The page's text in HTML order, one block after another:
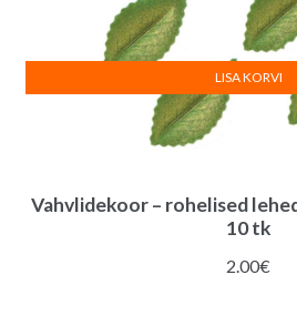
Vahvlidekoor – rohelised
10 tk
2.00€
LISA KORVI